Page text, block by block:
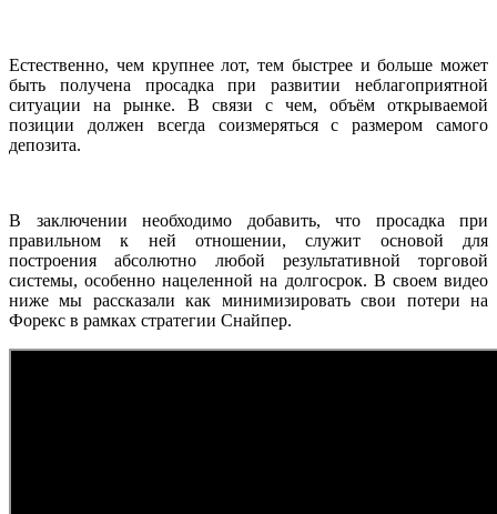
Естественно, чем крупнее лот, тем быстрее и больше может
быть получена просадка при развитии неблагоприятной
ситуации на рынке. В связи с чем, объём открываемой
позиции должен всегда соизмеряться с размером самого
депозита.
В заключении необходимо добавить, что просадка при
правильном к ней отношении, служит основой для
построения абсолютно любой результативной торговой
системы, особенно нацеленной на долгосрок. В своем видео
ниже мы рассказали как минимизировать свои потери на
Форекс в рамках стратегии Снайпер.